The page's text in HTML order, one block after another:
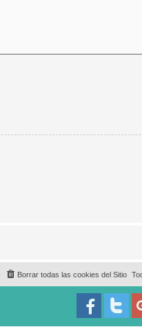
Borrar todas las cookies del Sitio